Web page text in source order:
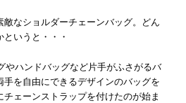
なショルダーチェーンバッグ。どん
いうと・・・
ハンドバッグなど片手がふさがるバ
手を自由にできるデザインのバッグを
ェーンストラップを付けたのが始ま